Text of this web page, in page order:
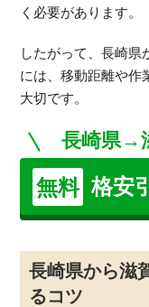
く必要があります。
したがって、長崎県
には、移動距離や作
大切です。
長崎県→
無料 格安
長崎県から滋
るコツ